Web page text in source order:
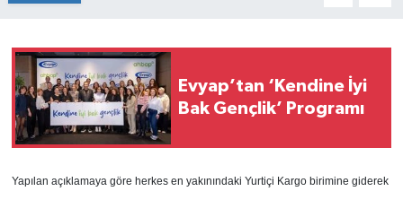
Evyap’tan ‘Kendine İyi
Bak Gençlik’ Programı
Yapılan açıklamaya göre herkes en yakınındaki Yurtiçi Kargo birimine giderek